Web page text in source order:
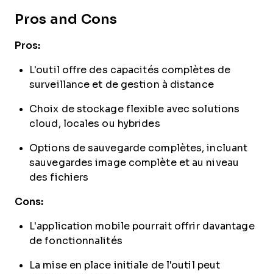
Pros and Cons
Pros:
L'outil offre des capacités complètes de
surveillance et de gestion à distance
Choix de stockage flexible avec solutions
cloud, locales ou hybrides
Options de sauvegarde complètes, incluant
sauvegardes image complète et au niveau
des fichiers
Cons:
L'application mobile pourrait offrir davantage
de fonctionnalités
La mise en place initiale de l'outil peut